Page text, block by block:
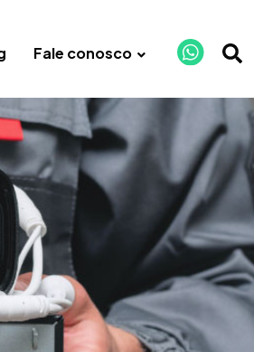
Fale conosco